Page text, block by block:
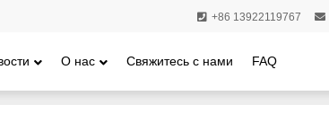
+86 13922119767
О нас Свяжитесь с нами
FAQ